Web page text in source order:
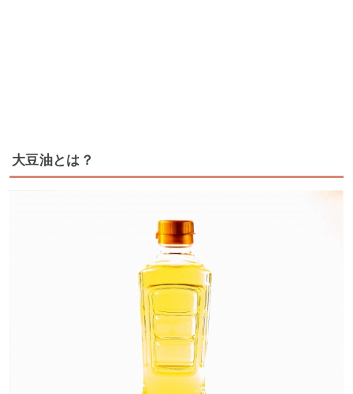
大豆油とは？